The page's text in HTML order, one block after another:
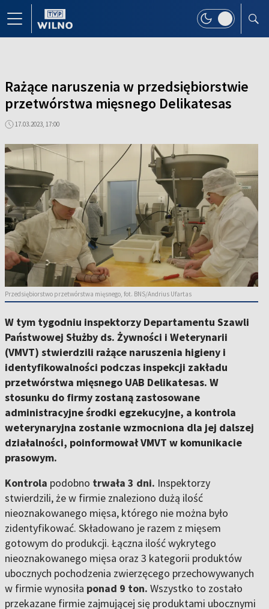
Rażące naruszenia w przedsiębiorstwie
przetwórstwa mięsnego Delikatesas
17.03.2023, 17:00
Przedsiębiorstwo przetwórstwa mięsnego, fot. BNS/Andrius Ufartas
W tym tygodniu inspektorzy Departamentu Szawli
Państwowej Służby ds. Żywności i Weterynarii
(VMVT) stwierdzili rażące naruszenia higieny i
identyfikowalności podczas inspekcji zakładu
przetwórstwa mięsnego UAB Delikatesas. W
stosunku do firmy zostaną zastosowane
administracyjne środki egzekucyjne, a kontrola
weterynaryjna zostanie wzmocniona dla jej dalszej
działalności, poinformował VMVT w komunikacie
prasowym.
Kontrola podobno trwała 3 dni. Inspektorzy
stwierdzili, że w firmie znaleziono dużą ilość
nieoznakowanego mięsa, którego nie można było
zidentyfikować. Składowano je razem z mięsem
gotowym do produkcji. Łączna ilość wykrytego
nieoznakowanego mięsa oraz 3 kategorii produktów
ubocznych pochodzenia zwierzęcego przechowywanych
w firmie wynosiła ponad 9 ton. Wszystko to zostało
przekazane firmie zajmującej się produktami ubocznymi